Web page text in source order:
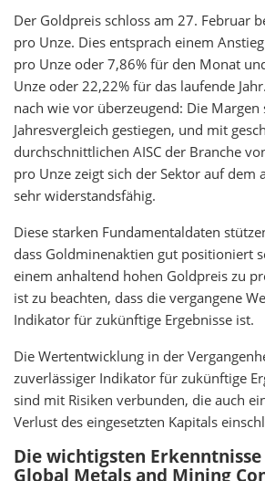
Der Goldpreis schloss am 27. Februar
pro Unze. Dies entsprach einem
pro Unze oder 7,86% für den Monat
Unze oder 22,22% für das laufende Jahr.
nach wie vor überzeugend: Die
Jahresvergleich gestiegen, und mit
durchschnittlichen AISC der Branche
pro Unze zeigt sich der Sektor auf dem
sehr widerstandsfähig.
Diese starken Fundamentaldaten
dass Goldminenaktien gut positioniert
einem anhaltend hohen Goldpreis zu
ist zu beachten, dass die vergangene
Indikator für zukünftige Ergebnisse ist.
Die Wertentwicklung in der
zuverlässiger Indikator für zukünftige
sind mit Risiken verbunden, die auch
Verlust des eingesetzten Kapitals
Die wichtigsten Erkenntnisse
Global Metals and Mining